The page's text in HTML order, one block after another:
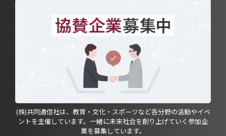
(株)共同通信社は、教育・文化・スポーツなど各分野の活動やイベ
ントを主催しています。一緒に未来社会を創り上げていく参加企
業を募集しています。